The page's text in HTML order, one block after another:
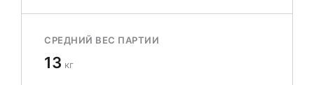
СРЕДНИЙ ВЕС ПАРТИИ
13 кг